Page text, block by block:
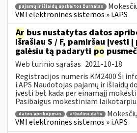
pajamų ir išlaidų apskaitos žurnalas
VMI elektroninės sistemos » i.APS
Ar bus nustatytas datos
išrašiau S / F, pamiršau įvesti
galėsiu tą padaryti po
Web turinio sąrašas 2021-10-18
Registracijos numeris KM2400 Ši
i.APS Naudotojas pajamų ir išlaidų
įvesti bet kada per einamąjį
Pasibaigus mokestiniam
datos apribojimas atbuline data
VMI elektroninės sistemos » i.APS